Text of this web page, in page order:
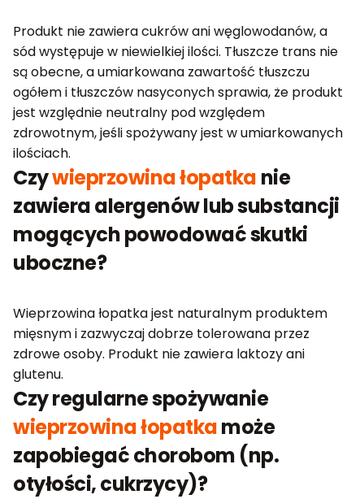
Produkt nie zawiera cukrów ani węglowodanów, a
sód występuje w niewielkiej ilości. Tłuszcze trans nie
są obecne, a umiarkowana zawartość tłuszczu
ogółem i tłuszczów nasyconych sprawia, że produkt
jest względnie neutralny pod względem
zdrowotnym, jeśli spożywany jest w umiarkowanych
ilościach.
Czywieprzowina łopatka nie
zawiera alergenów lub substancji
mogących powodować skutki
uboczne?
Wieprzowina łopatka jest naturalnym produktem
mięsnym i zazwyczaj dobrze tolerowana przez
zdrowe osoby. Produkt nie zawiera laktozy ani
glutenu.
Czy regularne spożywanie
wieprzowina łopatkamoże
zapobiegać chorobom (np.
otyłości, cukrzycy)?